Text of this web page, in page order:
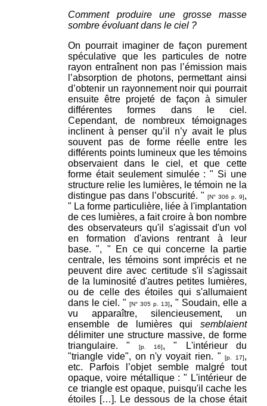
Comment produire une grosse masse
sombre évoluant dans le ciel ?
On pourrait imaginer de façon purement
spéculative que les particules de notre
rayon entraînent non pas l’émission mais
l’absorption de photons, permettant ainsi
d’obtenir un rayonnement noir qui pourrait
ensuite être projeté de façon à simuler
différentes formes dans le ciel.
Cependant, de nombreux témoignages
inclinent à penser qu’il n’y avait le plus
souvent pas de forme réelle entre les
différents points lumineux que les témoins
observaient dans le ciel, et que cette
forme était seulement simulée : " Si une
structure relie les lumières, le témoin ne la
distingue pas dans l’obscurité. " [N° 306 p. 9],
" La forme particulière, liée à l'implantation
de ces lumières, a fait croire à bon nombre
des observateurs qu'il s'agissait d'un vol
en formation d'avions rentrant à leur
base. ", " En ce qui concerne la partie
centrale, les témoins sont imprécis et ne
peuvent dire avec certitude s'il s'agissait
de la luminosité d'autres petites lumières,
ou de celle des étoiles qui s'allumaient
dans le ciel. " [N° 305 p. 13], " Soudain, elle a
vu apparaître, silencieusement, un
ensemble de lumières qui semblaient
délimiter une structure massive, de forme
triangulaire. "
[p. 16], " L'intérieur du
"triangle vide", on n'y voyait rien. "[p. 17],
etc. Parfois l’objet semble malgré tout
opaque, voire métallique : " L'intérieur de
ce triangle est opaque, puisqu'il cache les
étoiles […]. Le dessous de la chose était